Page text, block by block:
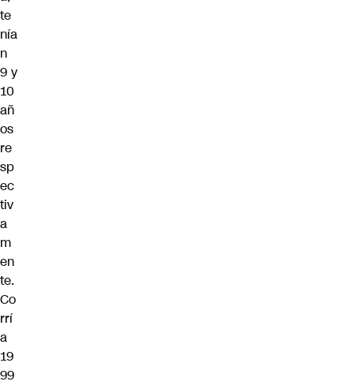
te
nía
n
9 y
10
añ
os
re
sp
ec
tiv
a
m
en
te.
Co
rrí
a
19
99